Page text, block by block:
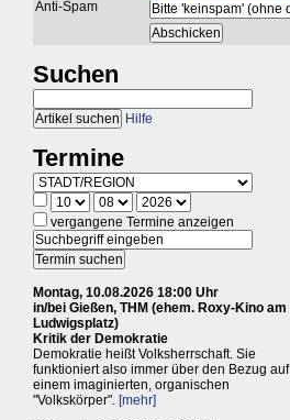
Anti-Spam
Suchen
Hilfe
Termine
vergangene Termine anzeigen
Montag, 10.08.2026 18:00 Uhr
in/bei Gießen, THM (ehem. Roxy-Kino am
Ludwigsplatz)
Kritik der Demokratie
Demokratie heißt Volksherrschaft. Sie
funktioniert also immer über den Bezug auf
einem imaginierten, organischen
"Volkskörper". [mehr]